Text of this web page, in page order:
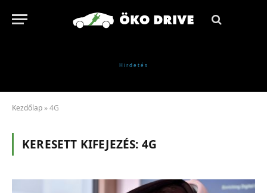
Kezdőlap »4G
KERESETT KIFEJEZÉS: 4G